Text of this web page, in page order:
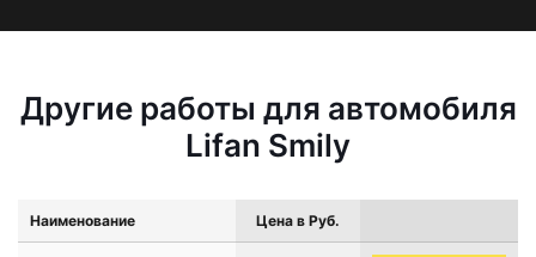
Другие работы для автомобиля
Lifan Smily
Наименование Цена в Руб.